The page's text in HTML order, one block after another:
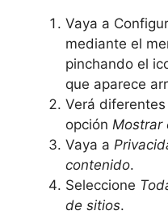
Vaya a
mediante el
pinchando el
que aparece
Verá
opción Mostrar
Vaya a
contenido.
Seleccione
de sitios.